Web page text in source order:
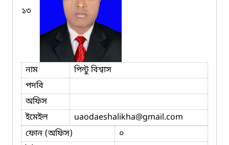
১৩
নাম
পিন্টু বিশ্বাস
পদবি
অফিস
ইমেইল
uaodaeshalikha@gmail.com
ফোন (অফিস)
০